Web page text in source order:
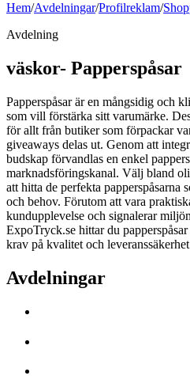
Hem/Avdelningar/Profilreklam/
Avdelning
väskor- Papperspåsar
Papperspåsar är en mångsidig och
som vill förstärka sitt varumärke.
för allt från butiker som förpackar
giveaways delas ut. Genom att
budskap förvandlas en enkel
marknadsföringskanal. Välj bland
att hitta de perfekta papperspåsarna
och behov. Förutom att vara
kundupplevelse och signalerar
ExpoTryck.se hittar du
krav på kvalitet och
Avdelningar